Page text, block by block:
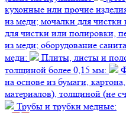
кухонные или прочие
из меди; мочалки для
для чистки или полировки,
из меди; оборудование
меди:
Плиты, листы и
толщиной более 0,15 мм:
на основе из бумаги,
материалов), толщиной (не
Трубы и трубки медные: